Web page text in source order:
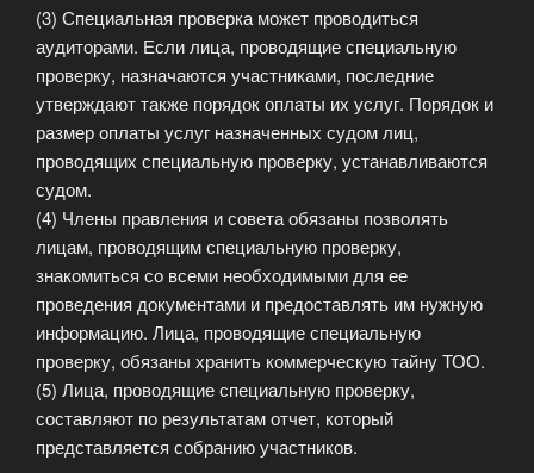
(3) Специальная проверка может проводиться
аудиторами. Если лица, проводящие специальную
проверку, назначаются участниками, последние
утверждают также порядок оплаты их услуг. Порядок и
размер оплаты услуг назначенных судом лиц,
проводящих специальную проверку, устанавливаются
судом.
(4) Члены правления и совета обязаны позволять
лицам, проводящим специальную проверку,
знакомиться со всеми необходимыми для ее
проведения документами и предоставлять им нужную
информацию. Лица, проводящие специальную
проверку, обязаны хранить коммерческую тайну ТОО.
(5) Лица, проводящие специальную проверку,
составляют по результатам отчет, который
представляется собранию участников.